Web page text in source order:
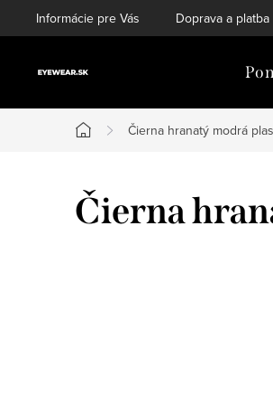
na
Informácie pre Vás Doprava a platba
Domov
Čierna hranatý modrá
Čierna